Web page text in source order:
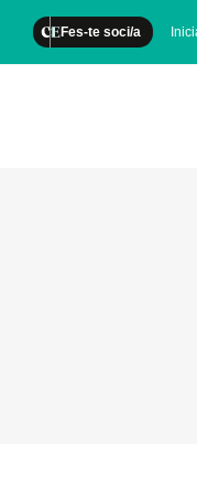
Fes-te soci/a